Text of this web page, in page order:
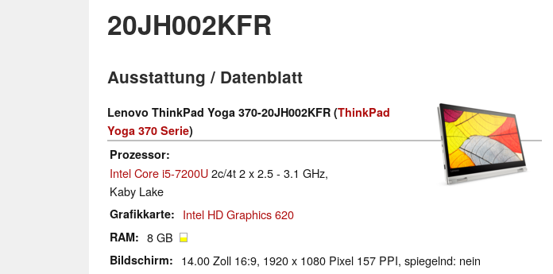
20JH002KFR
Ausstattung / Datenblatt
Lenovo ThinkPad Yoga 370-20JH002KFR (ThinkPad
Yoga 370 Serie)
Prozessor
Intel Core i5-7200U2c/4t 2 x 2.5 - 3.1 GHz,
Kaby Lake
Grafikkarte Intel HD Graphics 620
RAM 8 GB
Bildschirm 14.00 Zoll 16:9, 1920 x 1080 Pixel 157 PPI, spiegelnd: nein